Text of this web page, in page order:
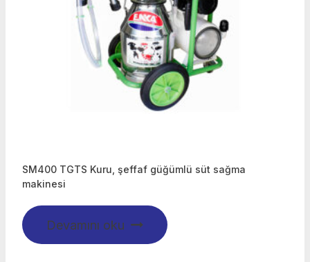
SM400 TGTS Kuru, şeffaf güğümlü süt sağma
makinesi
Devamını oku